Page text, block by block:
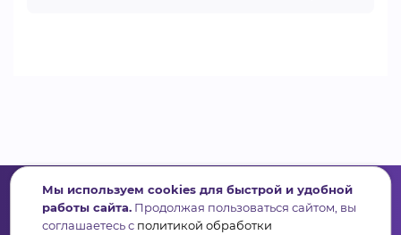
Мы используем cookies для быстрой и удобной
работы сайта. Продолжая пользоваться сайтом, вы
соглашаетесь с политикой обработки